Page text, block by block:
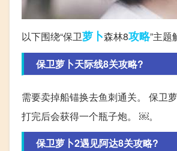
以下围绕“保卫萝卜森林8攻略”主题
保卫萝卜天际线8关攻略?
需要卖掉船锚换去鱼刺通关。 保卫
打完后会获得一个瓶子炮。 ￼。
保卫萝卜2遇见阿达8关攻略?